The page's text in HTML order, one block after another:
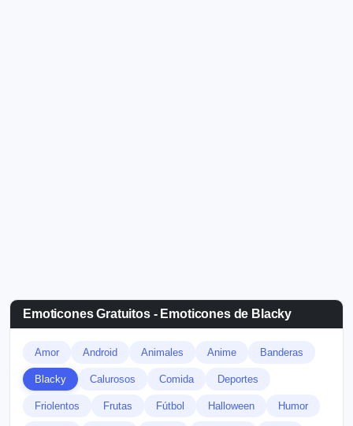
Emoticones Gratuitos - Emoticones de Blacky
Amor Android Animales Anime Banderas
Blacky Calurosos Comida Deportes
Friolentos Frutas Fútbol Halloween Humor